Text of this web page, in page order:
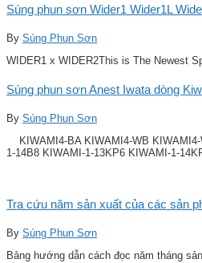
Súng phun sơn Wider1 Wider1L
By Súng Phun Sơn
WIDER1 x WIDER2This is The Newest
Súng phun sơn Anest Iwata dòng
By Súng Phun Sơn
KIWAMI4-BA KIWAMI4-WB
1-14B8 KIWAMI-1-13KP6 KIWAMI-1-
Tra cứu năm sản xuất của các sản
By Súng Phun Sơn
Bảng hướng dẫn cách đọc năm tháng